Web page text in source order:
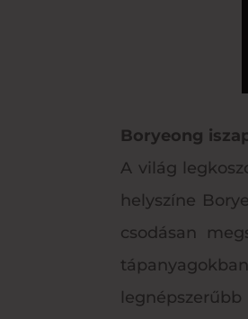
Boryeong
A világ
helyszíne
csodásan